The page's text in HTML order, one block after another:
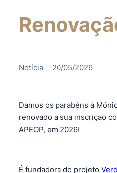
Notícia 20/05/2026
Damos os parabéns à
renovado a sua inscrição
APEOP, em 2026!
É fundadora do projeto